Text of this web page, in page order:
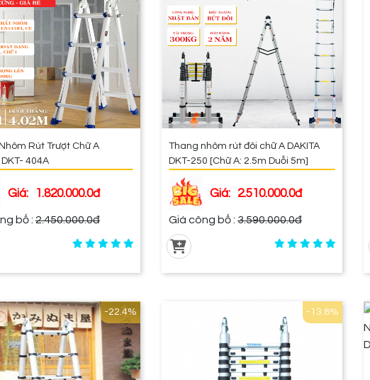
Rút Trượt Chữ A
DKT- 404A
Giá: 1.820.000.0đ
bố : 2.450.000.0đ
Thang nhôm rút đôi chữ A DAKITA
DKT-250 [Chữ A: 2.5m Duỗi 5m]
Giá: 2.510.000.0đ
Giá công bố : 3.590.000.0đ
-22.4% -13.8%